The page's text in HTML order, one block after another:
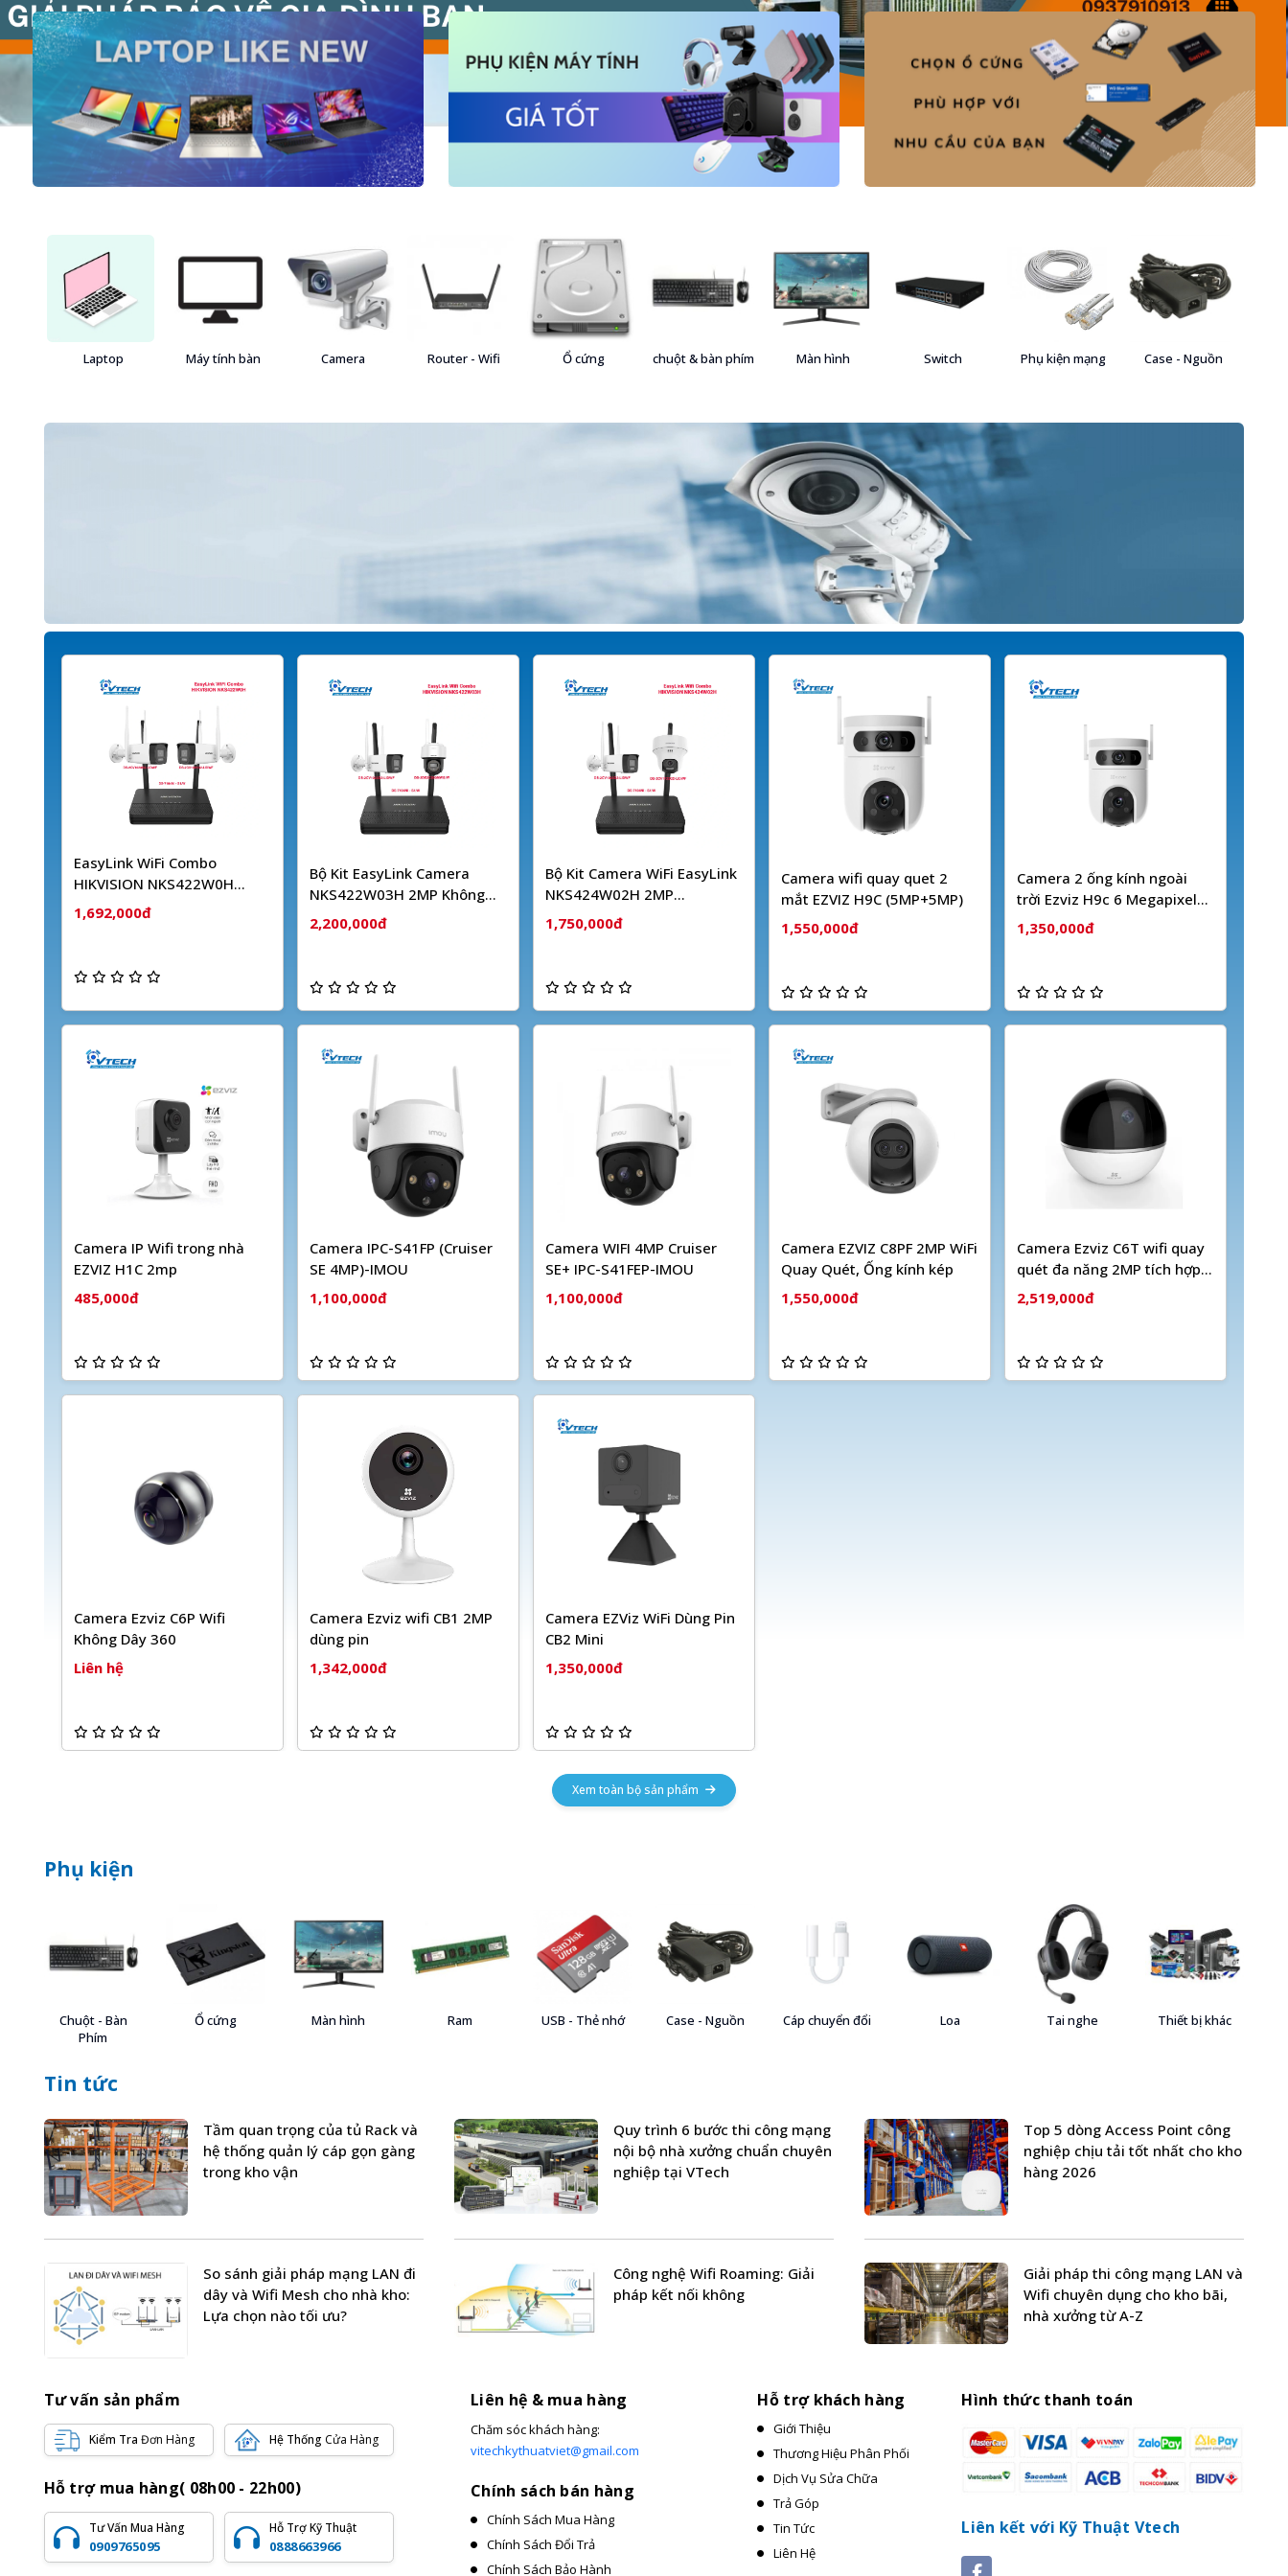
Laptop Máy tính bàn Camera Router - Wifi Ổ cứng chuột & bàn phím Màn hình Switch Phụ kiện mạng Case - Nguồn
EasyLink WiFi Combo
HIKVISION NKS422W0H
(2MP)
1,692,000đ
Bộ Kit EasyLink Camera
NKS422W03H 2MP Không
Dây HIKVISION
2,200,000đ
Bộ Kit Camera WiFi EasyLink
NKS424W02H 2MP
HIKVISION
1,750,000đ
Camera wifi quay quet 2
mắt EZVIZ H9C (5MP+5MP)
1,550,000đ
Camera 2 ống kính ngoài
trời Ezviz H9c 6 Megapixel
(Dual camera)
1,350,000đ
Camera IP Wifi trong nhà
EZVIZ H1C 2mp
485,000đ
Camera IPC-S41FP (Cruiser
SE 4MP)-IMOU
1,100,000đ
Camera WIFI 4MP Cruiser
SE+ IPC-S41FEP-IMOU
1,100,000đ
Camera EZVIZ C8PF 2MP WiFi
Quay Quét, Ống kính kép
1,550,000đ
Camera Ezviz C6T wifi quay
quét đa năng 2MP tích hợp
báo động
2,519,000đ
Camera Ezviz C6P Wifi
Không Dây 360
Liên hệ
Camera Ezviz wifi CB1 2MP
dùng pin
1,342,000đ
Camera EZViz WiFi Dùng Pin
CB2 Mini
1,350,000đ
Xem toàn bộ sản phẩm
Phụ kiện
Chuột - Bàn
Phím
Ổ cứng Màn hình Ram USB - Thẻ nhớ Case - Nguồn Cáp chuyển đổi Loa Tai nghe Thiết bị khác
Tin tức
Tầm quan trọng của tủ Rack và
hệ thống quản lý cáp gọn gàng
trong kho vận
Quy trình 6 bước thi công mạng
nội bộ nhà xưởng chuẩn chuyên
nghiệp tại VTech
Top 5 dòng Access Point công
nghiệp chịu tải tốt nhất cho kho
hàng 2026
So sánh giải pháp mạng LAN đi
dây và Wifi Mesh cho nhà kho:
Lựa chọn nào tối ưu?
Công nghệ Wifi Roaming: Giải
pháp kết nối không
Giải pháp thi công mạng LAN và
Wifi chuyên dụng cho kho bãi,
nhà xưởng từ A-Z
Tư vấn sản phẩm
Kiểm Tra Đơn Hàng Hệ Thống Cửa Hàng
Hỗ trợ mua hàng( 08h00 - 22h00)
Tư Vấn Mua Hàng
0909765095
Hỗ Trợ Kỹ Thuật
0888663966
Liên hệ & mua hàng
Chăm sóc khách hàng:
vitechkythuatviet@gmail.com
Chính sách bán hàng
Chính Sách Mua Hàng
Chính Sách Đổi Trả
Chính Sách Bảo Hành
Hỗ trợ khách hàng
Giới Thiệu
Thương Hiệu Phân Phối
Dịch Vụ Sửa Chữa
Trả Góp
Tin Tức
Liên Hệ
Hình thức thanh toán
Liên kết với Kỹ Thuật Vtech